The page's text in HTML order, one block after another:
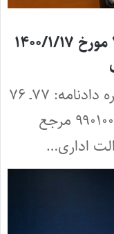
رأی وحدت رویه شماره ۷۶ و ۷۷ مورخ ۱۴۰۰/۱/۱۷
تاریخ دادنامه: ۱۷/۱/۱۴۰۰ شماره دادنامه: ۷۷ـ ۷۶
شماره پرونده: ۹۹۰۲۰۴۱ و ۹۹۰۱۰۰۷ مرجع
اداری…